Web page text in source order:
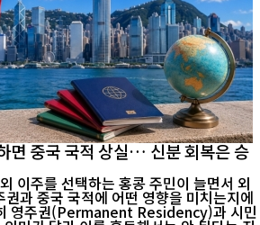
면 중국 국적 상실… 신분 회복은 승
이주를 선택하는 홍콩 주민이 늘면서 외
과 중국 국적에 어떤 영향을 미치는지에
영주권(Permanent Residency)과 시민